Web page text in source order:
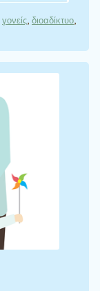
γονείς, διοαδίκτυο,